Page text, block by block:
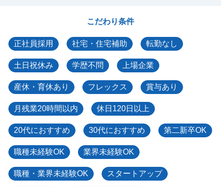
こだわり条件
正社員採用 社宅・住宅補助 転勤なし
土日祝休み 学歴不問 上場企業
産休・育休あり フレックス 賞与あり
月残業20時間以内 休日120日以上
20代におすすめ 30代におすすめ 第二新卒OK
職種未経験OK 業界未経験OK
職種・業界未経験OK スタートアップ